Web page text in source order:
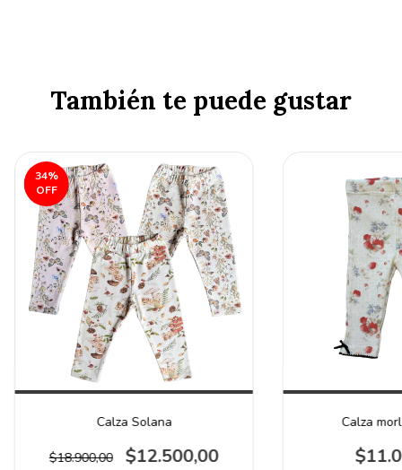
También te puede gustar
34%
OFF
Calza Solana
$18.900,00 $12.500,00
Calza